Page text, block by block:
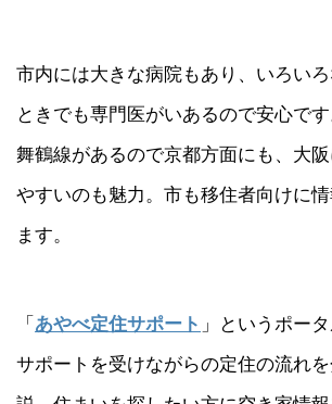
市内には大きな病院もあり、いろい
ときでも専門医がいあるので安心で
舞鶴線があるので京都方面にも、大
やすいのも魅力。市も移住者向けに
ます。
「 あやべ定住サポート 」というポー
サポートを受けながらの定住の流れ